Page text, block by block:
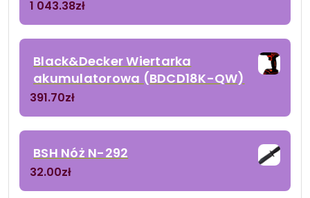
1 043.38zł
Black&Decker Wiertarka
akumulatorowa (BDCD18K-QW)
391.70zł
BSH Nóż N-292
32.00zł